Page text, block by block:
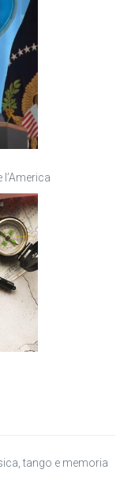
tango e memoria